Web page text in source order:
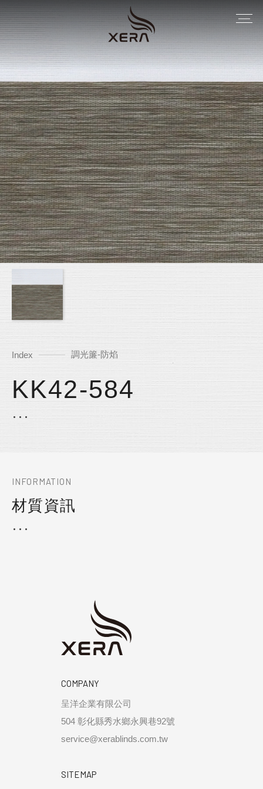
Index 調光簾-防焰
KK42-584
INFORMATION
材質資訊
COMPANY
呈洋企業有限公司
504 彰化縣秀水鄉永興巷92號
service@xerablinds.com.tw
SITEMAP